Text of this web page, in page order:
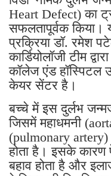
Heart Defect) का
सफलतापूर्वक
प्रक्रिया डॉ. रमेश
कार्डियोलॉजी टीम
कॉलेज एंड हॉस्पिटल
केयर सेंटर है।
बच्चे में इस दुर्लभ
जिसमें महाधमनी
(pulmonary
होता है। इसके कारण
बहाव होता है और